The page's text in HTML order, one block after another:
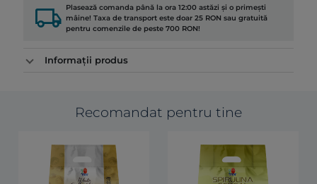
local_shipping Plasează comanda până la ora 12:00 astăzi și o primești
mâine! Taxa de transport este doar 25 RON sau gratuită
pentru comenzile de peste 700 RON!
Informații produs
Recomandat pentru tine